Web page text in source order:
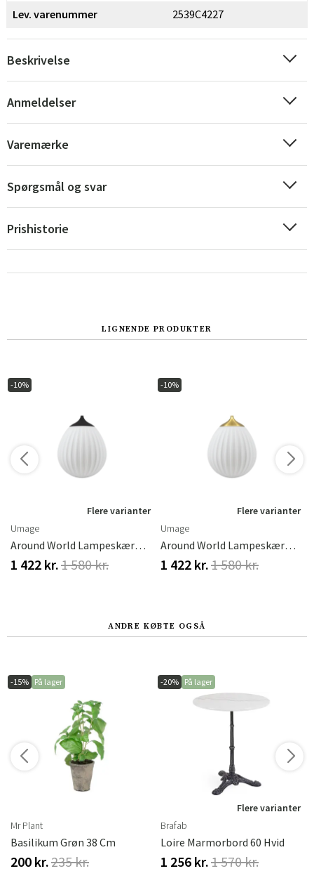
Sverige
Danmark
Lev. varenummer 2539C4227
Beskrivelse
Anmeldelser
Varemærke
Spørgsmål og svar
Prishistorie
LIGNENDE PRODUKTER
-10%
Flere varianter
Umage
Around World Lampeskærm Ø21 Cm White/black
1 422 kr.1 580 kr.
-10%
Flere varianter
Umage
Around World Lampeskærm Ø21 Cm White/brushed Brass
1 422 kr.1 580 kr.
ANDRE KØBTE OGSÅ
-15% På lager
Mr Plant
Basilikum Grøn 38 Cm
200 kr.235 kr.
-20% På lager
Flere varianter
Brafab
Loire Marmorbord 60 Hvid
1 256 kr.1 570 kr.